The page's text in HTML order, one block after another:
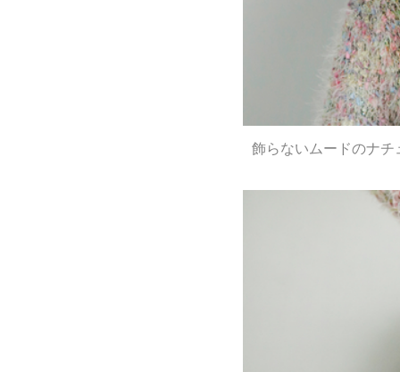
飾らないムードのナチ